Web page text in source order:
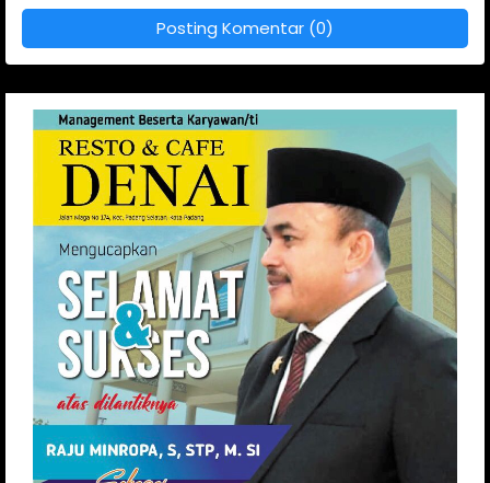
Posting Komentar (0)